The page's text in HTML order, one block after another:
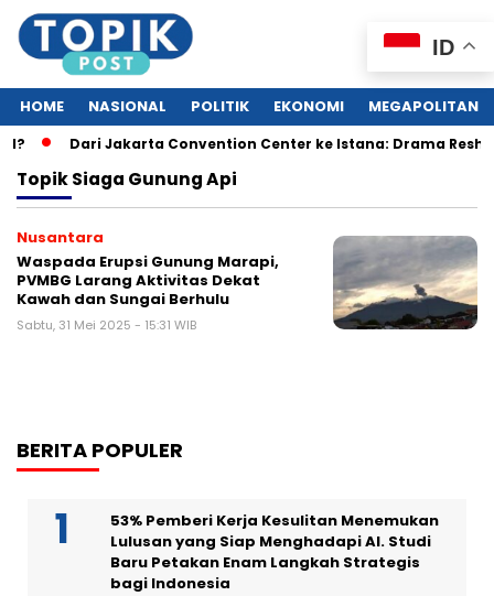
HOME NASIONAL POLITIK EKONOMI MEGAPOLITAN
Dari Jakarta Convention Center ke Istana: Drama
TopikSiaga Gunung Api
Nusantara
Waspada Erupsi Gunung Marapi,
PVMBG Larang Aktivitas Dekat
Kawah dan Sungai Berhulu
Sabtu, 31 Mei 2025 - 15:31 WIB
BERITA POPULER
53% Pemberi Kerja Kesulitan Menemukan
Lulusan yang Siap Menghadapi AI. Studi
Baru Petakan Enam Langkah Strategis
bagi Indonesia
ID